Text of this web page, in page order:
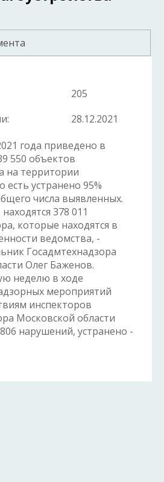
205
28.12.2021
года приведено в
550 объектов
на территории
есть устранено 95%
числа выявленных.
378 011
которые находятся в
ведомства, -
Госадмтехнадзора
Олег Баженов.
неделю в ходе
мероприятий
инспекторов
Московской области
нарушений, устранено -